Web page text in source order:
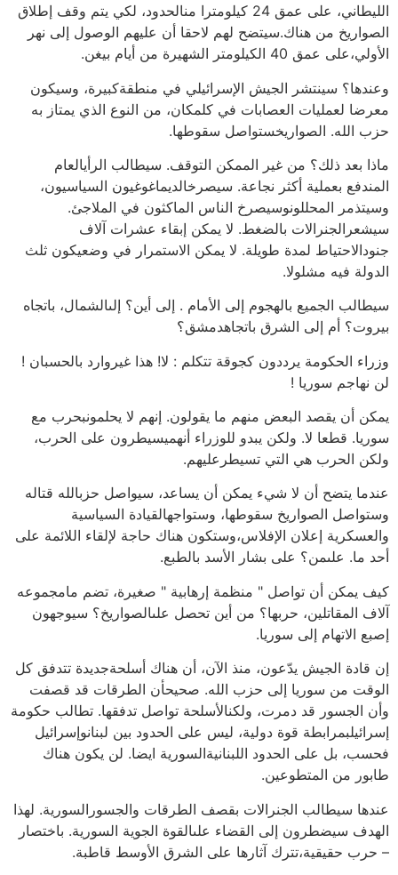
الليطاني، على عمق 24 كيلومترا منالحدود، لكي يتم وقف إطلاق
الصواريخ من هناك.سيتضح لهم لاحقا أن عليهم الوصول إلى نهر
الأولي،على عمق 40 الكيلومتر الشهيرة من أيام بيغن.
وعندها؟ سينتشر الجيش الإسرائيلي في منطقةكبيرة، وسيكون
معرضا لعمليات العصابات في كلمكان، من النوع الذي يمتاز به
حزب الله. الصواريخستواصل سقوطها.
ماذا بعد ذلك؟ من غير الممكن التوقف. سيطالب الرأيالعام
المندفع بعملية أكثر نجاعة. سيصرخالديماغوغيون السياسيون،
وسيتذمر المحللونوسيصرخ الناس الماكثون في الملاجئ.
سيشعرالجنرالات بالضغط. لا يمكن إبقاء عشرات آلاف
جنودالاحتياط لمدة طويلة. لا يمكن الاستمرار في وضعيكون ثلث
الدولة فيه مشلولا.
سيطالب الجميع بالهجوم إلى الأمام . إلى أين؟ إلىالشمال، باتجاه
بيروت؟ أم إلى الشرق باتجاهدمشق؟
وزراء الحكومة يرددون كجوقة تتكلم : لا! هذا غيروارد بالحسبان !
لن نهاجم سوريا !
يمكن أن يقصد البعض منهم ما يقولون. إنهم لا يحلمونبحرب مع
سوريا. قطعا لا. ولكن يبدو للوزراء أنهميسيطرون على الحرب،
ولكن الحرب هي التي تسيطرعليهم.
عندما يتضح أن لا شيء يمكن أن يساعد، سيواصل حزبالله قتاله
وستواصل الصواريخ سقوطها، وستواجهالقيادة السياسية
والعسكرية إعلان الإفلاس،وستكون هناك حاجة لإلقاء اللائمة على
أحد ما. علىمن؟ على بشار الأسد بالطبع.
كيف يمكن أن تواصل " منظمة إرهابية " صغيرة، تضم مامجموعه
آلاف المقاتلين، حربها؟ من أين تحصل علىالصواريخ؟ سيوجهون
إصبع الاتهام إلى سوريا.
إن قادة الجيش يدّعون، منذ الآن، أن هناك أسلحةجديدة تتدفق كل
الوقت من سوريا إلى حزب الله. صحيحأن الطرقات قد قصفت
وأن الجسور قد دمرت، ولكنالأسلحة تواصل تدفقها. تطالب حكومة
إسرائيلبمرابطة قوة دولية، ليس على الحدود بين لبنانوإسرائيل
فحسب، بل على الحدود اللبنانيةالسورية ايضا. لن يكون هناك
طابور من المتطوعين.
عندها سيطالب الجنرالات بقصف الطرقات والجسورالسورية. لهذا
الهدف سيضطرون إلى القضاء علىالقوة الجوية السورية. باختصار
– حرب حقيقية،تترك آثارها على الشرق الأوسط قاطبة.